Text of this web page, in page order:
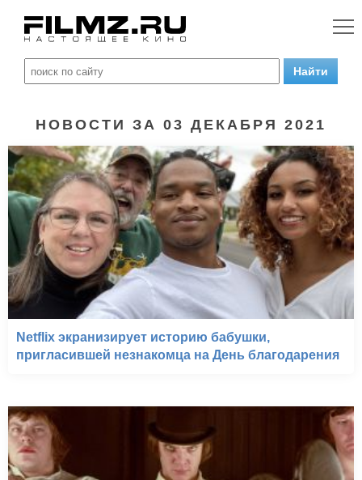
НОВОСТИ ЗА 03 ДЕКАБРЯ 2021
Netflix экранизирует историю бабушки,
пригласившей незнакомца на День благодарения